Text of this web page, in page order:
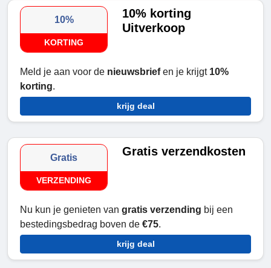
10%
KORTING
10% korting
Uitverkoop
Meld je aan voor de nieuwsbriefen je krijgt 10%
korting.
krijg deal
Gratis
VERZENDING
Gratis verzendkosten
Nu kun je genieten van gratis verzending bij een
bestedingsbedrag boven de €75.
krijg deal